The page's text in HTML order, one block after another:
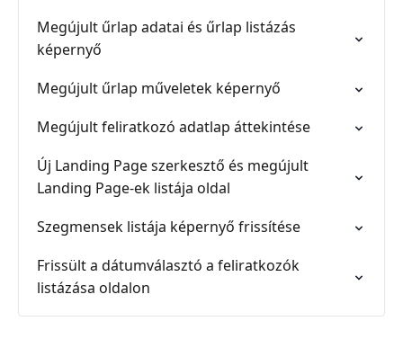
Megújult űrlap adatai és űrlap listázás
képernyő
Megújult űrlap műveletek képernyő
Megújult feliratkozó adatlap áttekintése
Új Landing Page szerkesztő és megújult
Landing Page-ek listája oldal
Szegmensek listája képernyő frissítése
Frissült a dátumválasztó a feliratkozók
listázása oldalon